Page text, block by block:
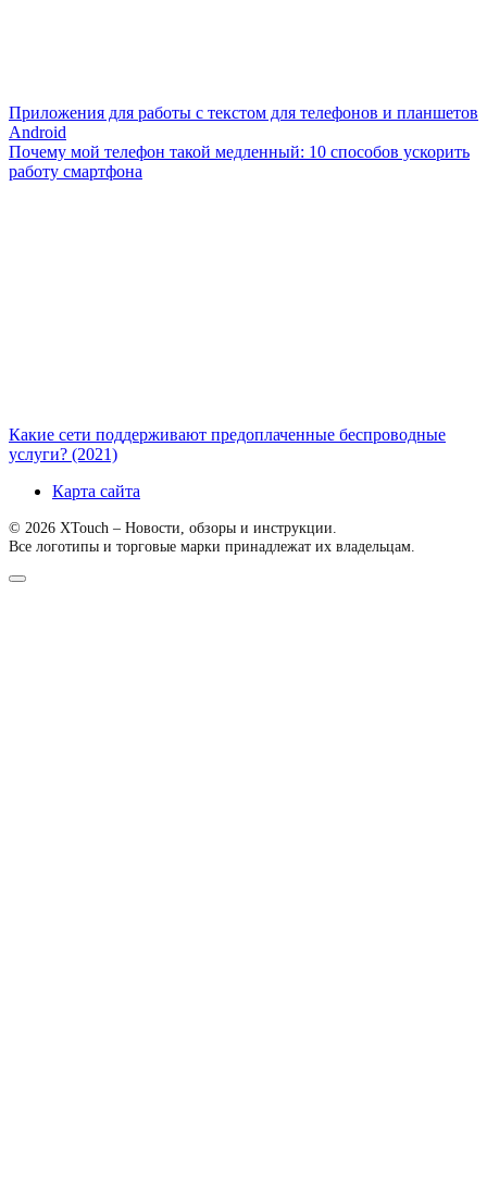
Приложения для работы с текстом для телефонов и планшетов
Android
Почему мой телефон такой медленный: 10 способов ускорить
работу смартфона
Какие сети поддерживают предоплаченные беспроводные
услуги? (2021)
Карта сайта
© 2026 XTouch – Новости, обзоры и инструкции.
Все логотипы и торговые марки принадлежат их владельцам.